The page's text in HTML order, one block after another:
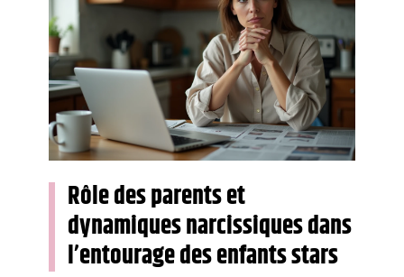
Rôle des parents et
dynamiques narcissiques dans
l’entourage des enfants stars